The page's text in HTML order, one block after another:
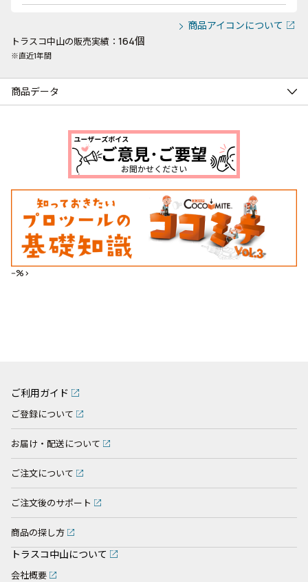
商品アイコンについて
トラスコ中山の販売実績： 164個
※直近1年間
商品データ
--%>
ご利用ガイド
ご登録について
お届け・配送について
ご注文について
ご注文後のサポート
商品の探し方
トラスコ中山について
会社概要